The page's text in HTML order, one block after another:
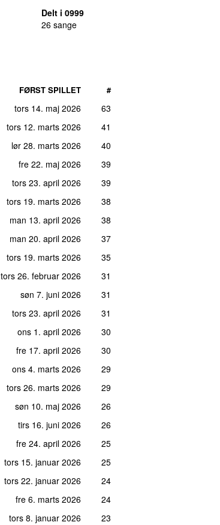
Delt i 0999
26 sange
FØRST SPILLET #
tors 14. maj 2026
63
tors 12. marts 2026
41
lør 28. marts 2026
40
fre 22. maj 2026
39
tors 23. april 2026
39
tors 19. marts 2026
38
man 13. april 2026
38
man 20. april 2026
37
tors 19. marts 2026
35
tors 26. februar 2026
31
søn 7. juni 2026
31
tors 23. april 2026
31
ons 1. april 2026
30
fre 17. april 2026
30
ons 4. marts 2026
29
tors 26. marts 2026
29
søn 10. maj 2026
26
tirs 16. juni 2026
26
fre 24. april 2026
25
tors 15. januar 2026
25
tors 22. januar 2026
24
fre 6. marts 2026
24
tors 8. januar 2026
23